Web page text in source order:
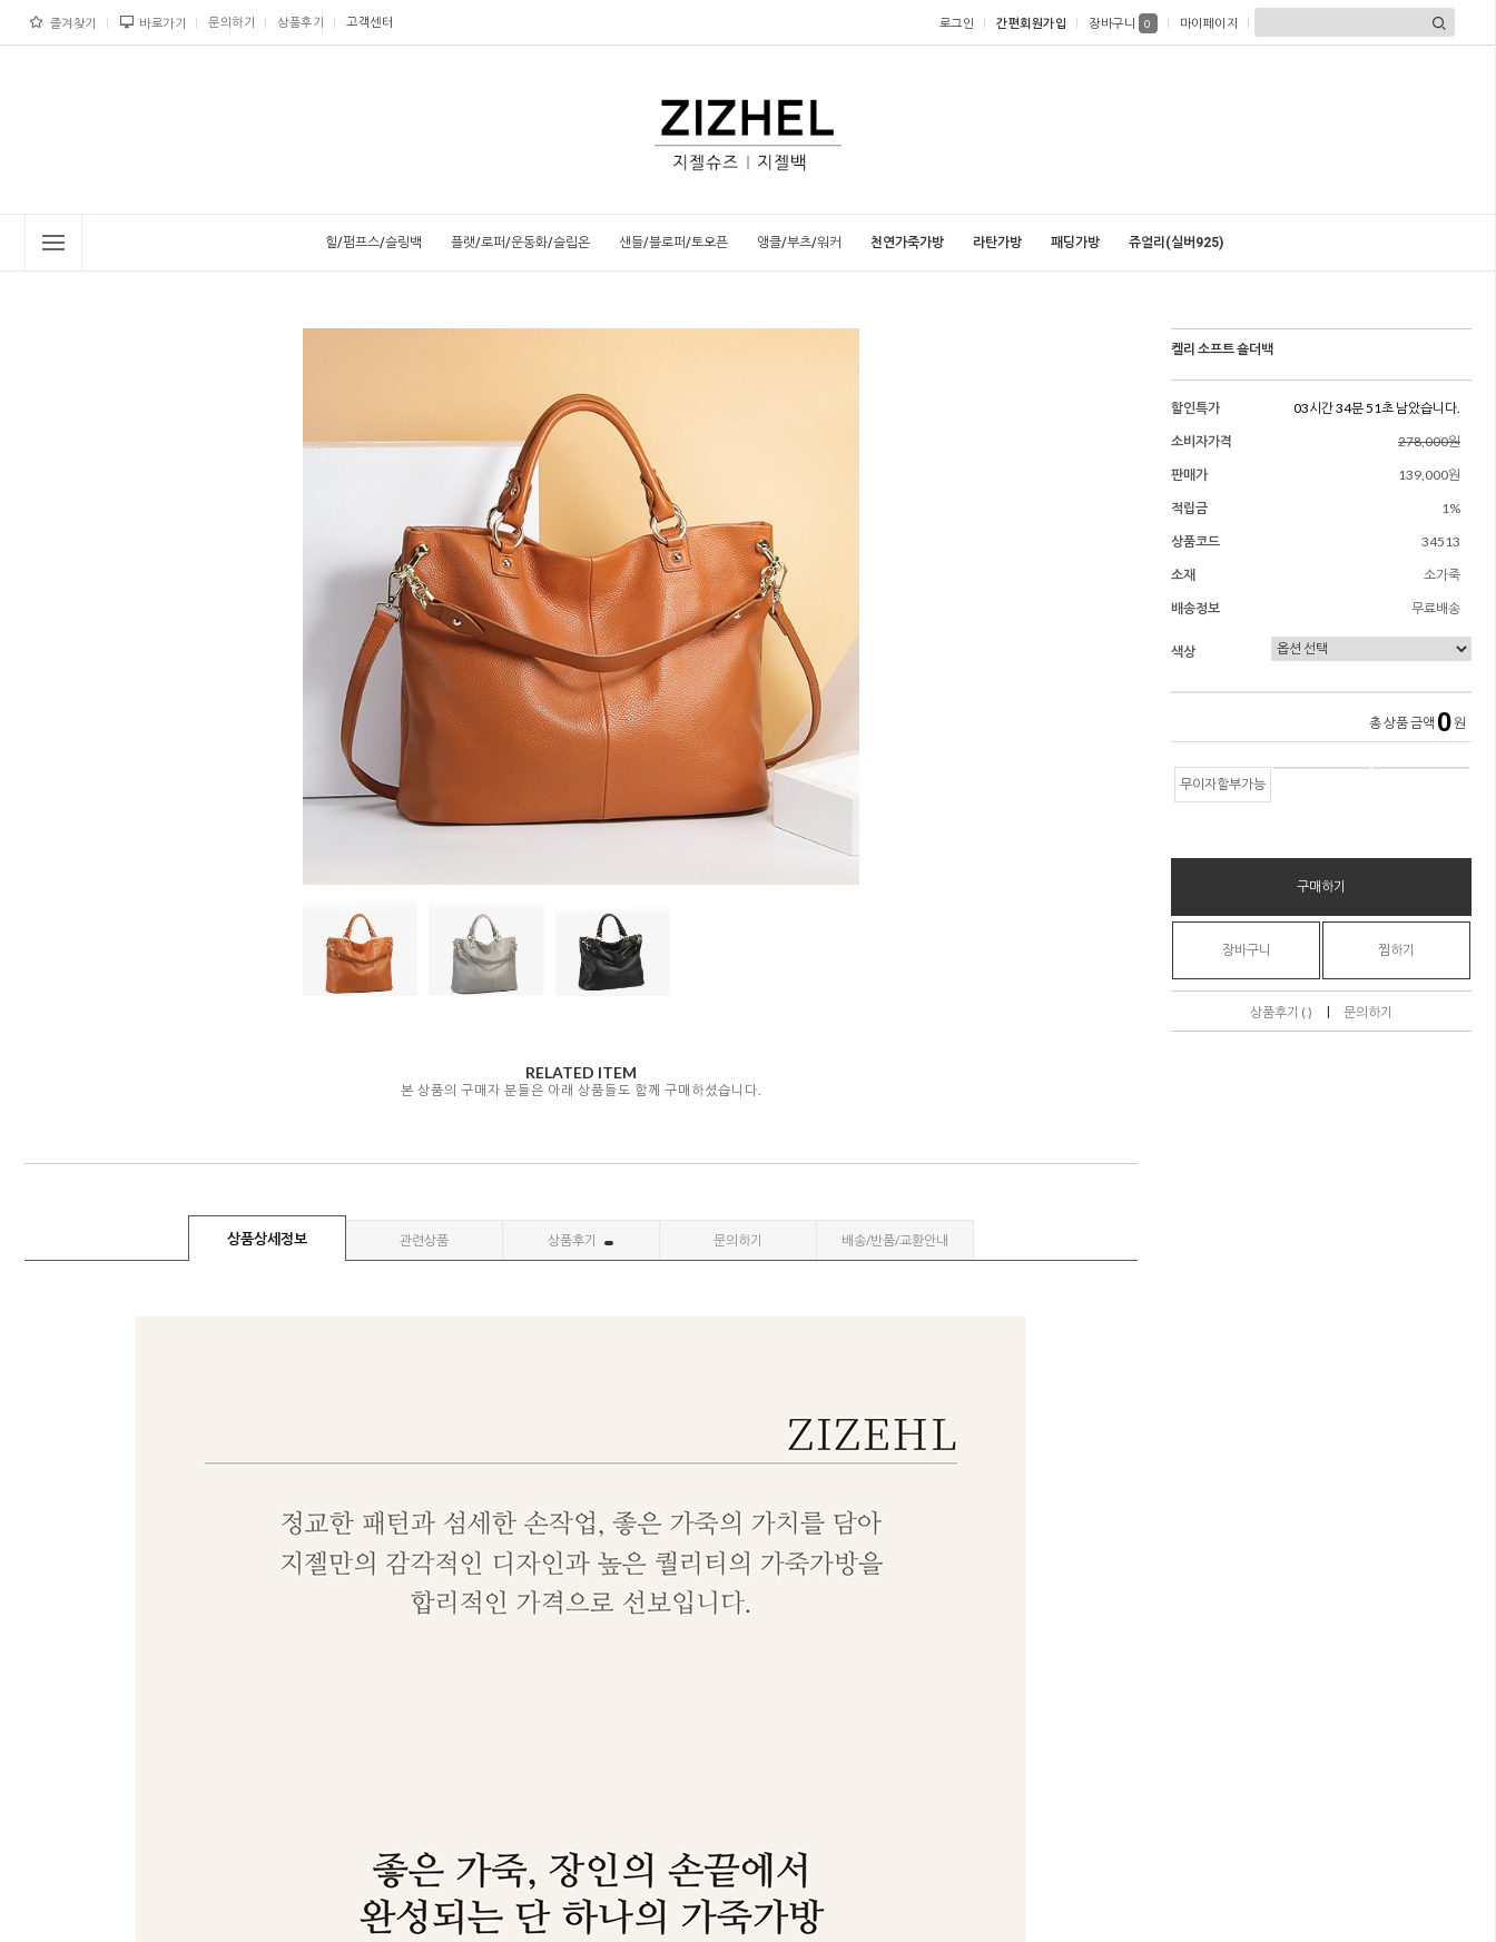
즐겨찾기 바로가기 문의하기 상품후기 고객센터 로그인 간편회원가입 장바구니 0 마이페이지
힐/펌프스/슬링백 플랫/로퍼/운동화/슬립온 샌들/블로퍼/토오픈 앵클/부츠/워커 천연가죽가방 라탄가방 패딩가방 쥬얼리(실버925)
RELATED ITEM
본 상품의 구매자 분들은 아래 상품들도 함께 구매하셨습니다.
상품상세정보 관련상품 상품후기 문의하기 배송/반품/교환안내
켈리 소프트 숄더백
할인특가
03시간 34분 49초 남았습니다.
소비자가격
278,000원
판매가
139,000원
적립금
1%
상품코드
34513
소재
소가죽
배송정보
무료배송
색상
총 상품 금액 0 원
무이자할부가능
구매하기
장바구니 찜하기
상품후기 ( ) | 문의하기